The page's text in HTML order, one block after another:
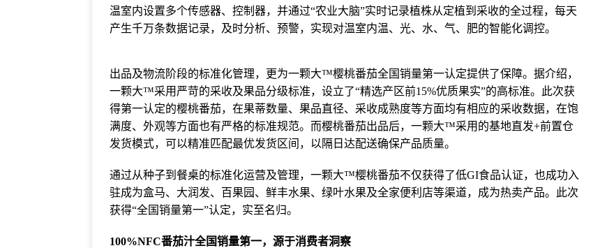
温室内设置多个传感器、控制器，并通过“农业大脑”实时记录植株从定植到采收的全过程，每天
产生千万条数据记录，及时分析、预警，实现对温室内温、光、水、气、肥的智能化调控。
出品及物流阶段的标准化管理，更为一颗大™樱桃番茄全国销量第一认定提供了保障。据介绍，
一颗大™采用严苛的采收及果品分级标准，设立了“精选产区前15%优质果实”的高标准。此次获
得第一认定的樱桃番茄，在果蒂数量、果品直径、采收成熟度等方面均有相应的采收数据，在饱
满度、外观等方面也有严格的标准规范。而樱桃番茄出品后，一颗大™采用的基地直发+前置仓
发货模式，可以精准匹配最优发货区间，以隔日达配送确保产品质量。
通过从种子到餐桌的标准化运营及管理，一颗大™樱桃番茄不仅获得了低GI食品认证，也成功入
驻成为盒马、大润发、百果园、鲜丰水果、绿叶水果及全家便利店等渠道，成为热卖产品。此次
获得“全国销量第一”认定，实至名归。
100%NFC番茄汁全国销量第一，源于消费者洞察